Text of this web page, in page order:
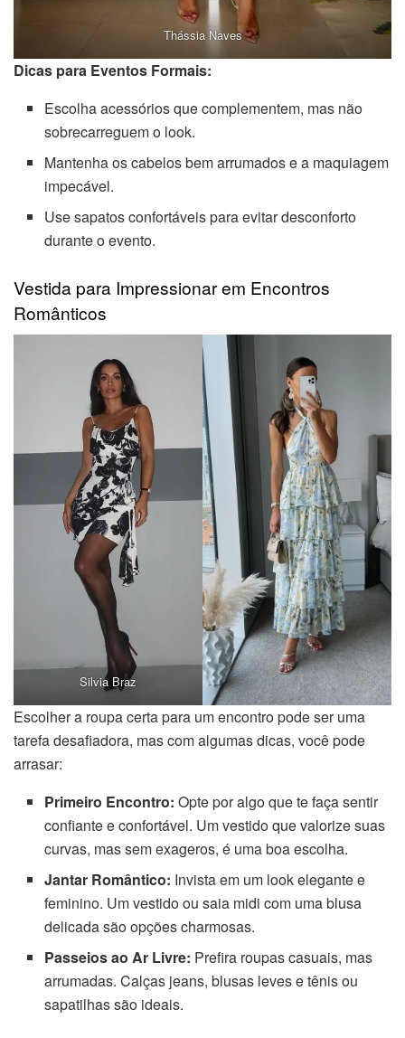
Thássia Naves
Dicas para Eventos Formais:
Escolha acessórios que complementem, mas não
sobrecarreguem o look.
Mantenha os cabelos bem arrumados e a maquiagem
impecável.
Use sapatos confortáveis para evitar desconforto
durante o evento.
Vestida para Impressionar em Encontros
Românticos
Silvia Braz
Escolher a roupa certa para um encontro pode ser uma
tarefa desafiadora, mas com algumas dicas, você pode
arrasar:
Primeiro Encontro: Opte por algo que te faça sentir
confiante e confortável. Um vestido que valorize suas
curvas, mas sem exageros, é uma boa escolha.
Jantar Romântico: Invista em um look elegante e
feminino. Um vestido ou saia midi com uma blusa
delicada são opções charmosas.
Passeios ao Ar Livre: Prefira roupas casuais, mas
arrumadas. Calças jeans, blusas leves e tênis ou
sapatilhas são ideais.